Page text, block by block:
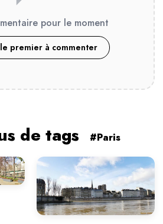
pour le moment
premier à commenter
de tags #Paris